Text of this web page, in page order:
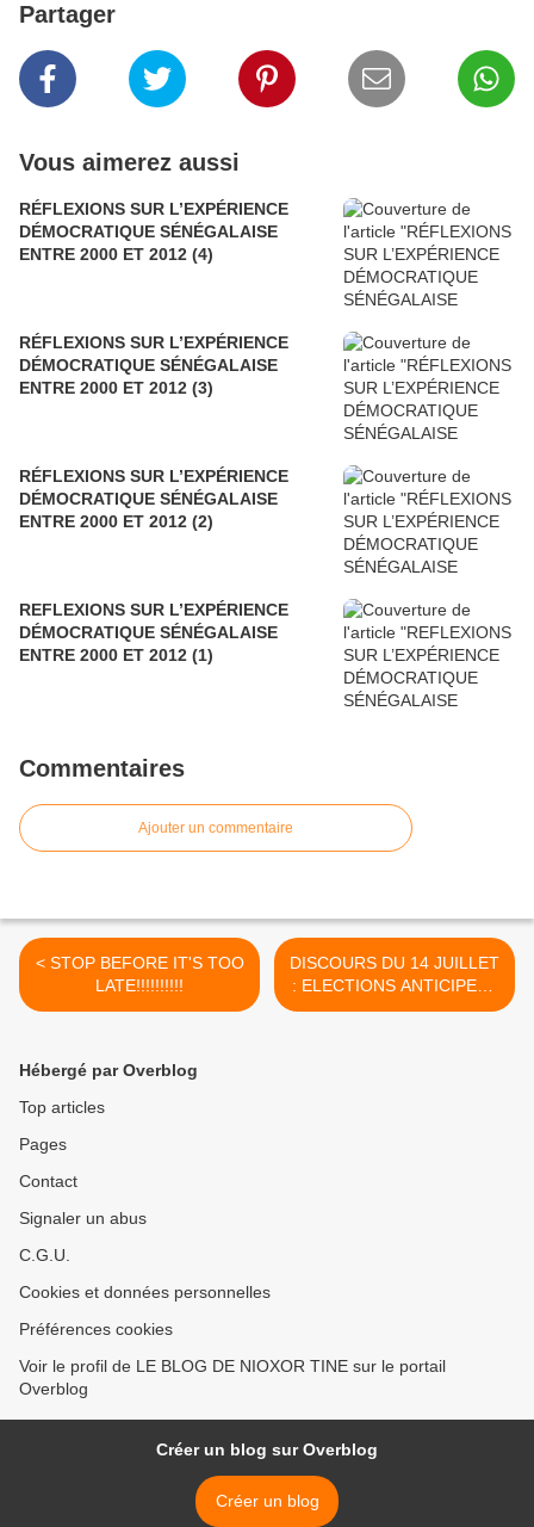
Partager
Vous aimerez aussi
RÉFLEXIONS SUR L’EXPÉRIENCE
DÉMOCRATIQUE SÉNÉGALAISE
ENTRE 2000 ET 2012 (4)
RÉFLEXIONS SUR L’EXPÉRIENCE
DÉMOCRATIQUE SÉNÉGALAISE
ENTRE 2000 ET 2012 (3)
RÉFLEXIONS SUR L’EXPÉRIENCE
DÉMOCRATIQUE SÉNÉGALAISE
ENTRE 2000 ET 2012 (2)
REFLEXIONS SUR L’EXPÉRIENCE
DÉMOCRATIQUE SÉNÉGALAISE
ENTRE 2000 ET 2012 (1)
Commentaires
Ajouter un commentaire
< STOP BEFORE IT'S TOO
LATE!!!!!!!!!!
DISCOURS DU 14 JUILLET
: ELECTIONS ANTICIPEES
OU RETRAITE ANTICIPEE
Hébergé par Overblog
Top articles
Pages
Contact
Signaler un abus
C.G.U.
Cookies et données personnelles
Préférences cookies
Voir le profil de LE BLOG DE NIOXOR TINE sur le portail
Overblog
Créer un blog sur Overblog
Créer un blog